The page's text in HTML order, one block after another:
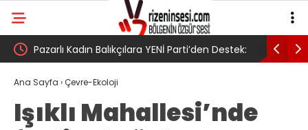
Pazarlı Kadın Balıkçılara YENİ Parti’den Destek:
‘Bu Mücadelede Yanınızdayız!’
AV.
Ana Sayfa ›Çevre-Ekoloji
Işıklı Mahallesi’nde